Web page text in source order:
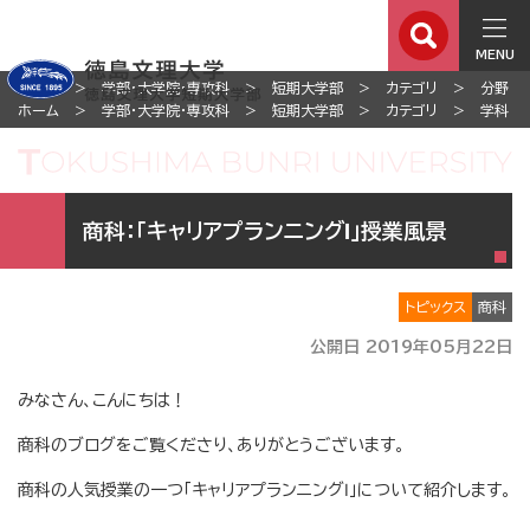
MENU
ホーム 学部・大学院・専攻科 短期大学部 カテゴリ
分野
ホーム
学部・大学院・専攻科 短期大学部 カテゴリ 学科
商科：「キャリアプランニングⅠ」授業風景
トピックス 商科
公開日 2019年05月22日
みなさん、こんにちは！
商科のブログをご覧くださり、ありがとうございます。
商科の人気授業の一つ「キャリアプランニングⅠ」について紹介します。